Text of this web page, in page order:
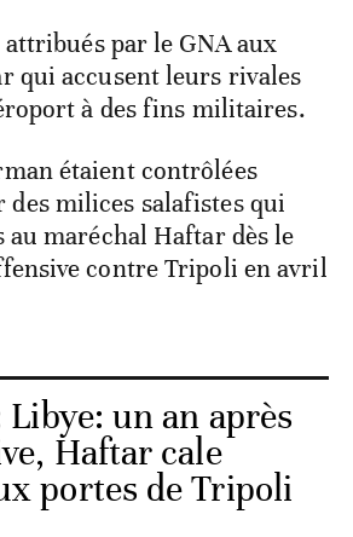
par le GNA aux
qui accusent leurs rivales
à des fins militaires.
étaient contrôlées
des milices salafistes qui
au maréchal Haftar dès le
contre Tripoli en avril
Libye: un an après
Haftar cale
portes de Tripoli